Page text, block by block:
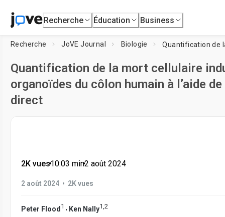
Recherche Éducation Business
Recherche JoVE Journal Biologie
Quantification de la mort cellulaire
organoïdes du côlon humain à l’aide
direct
2K vues•10:03 min•2 août 2024
2 août 2024 • 2K vues
Peter Flood 1 , Ken Nally1,2